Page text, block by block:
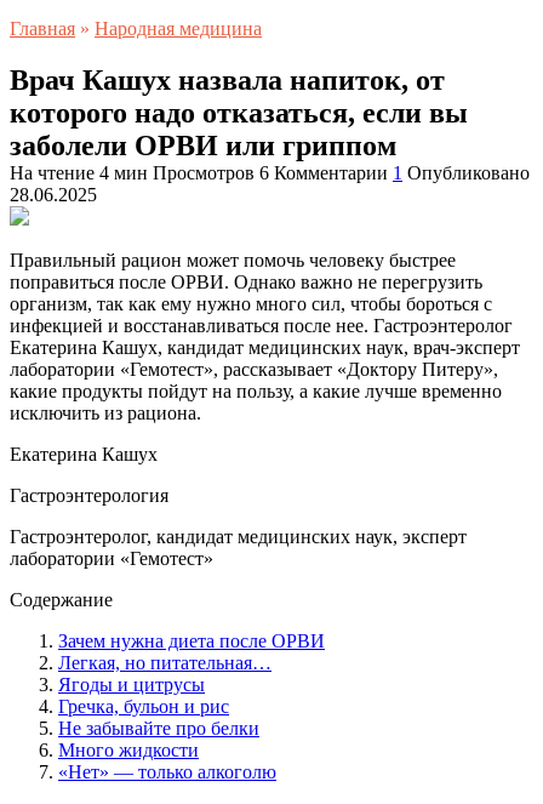
Главная » Народная медицина
Врач Кашух назвала напиток, от
которого надо отказаться, если вы
заболели ОРВИ или гриппом
На чтение 4 мин Просмотров 6 Комментарии 1 Опубликовано
28.06.2025
Правильный рацион может помочь человеку быстрее
поправиться после ОРВИ. Однако важно не перегрузить
организм, так как ему нужно много сил, чтобы бороться с
инфекцией и восстанавливаться после нее. Гастроэнтеролог
Екатерина Кашух, кандидат медицинских наук, врач-эксперт
лаборатории «Гемотест», рассказывает «Доктору Питеру»,
какие продукты пойдут на пользу, а какие лучше временно
исключить из рациона.
Екатерина Кашух
Гастроэнтерология
Гастроэнтеролог, кандидат медицинских наук, эксперт
лаборатории «Гемотест»
Содержание
Зачем нужна диета после ОРВИ
Легкая, но питательная…
Ягоды и цитрусы
Гречка, бульон и рис
Не забывайте про белки
Много жидкости
«Нет» — только алкоголю